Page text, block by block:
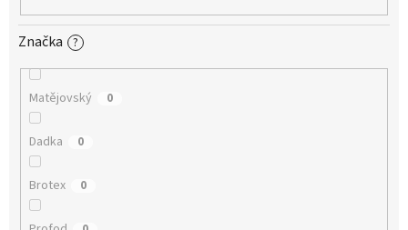
Značka ?
Matějovský 0
Dadka 0
Brotex 0